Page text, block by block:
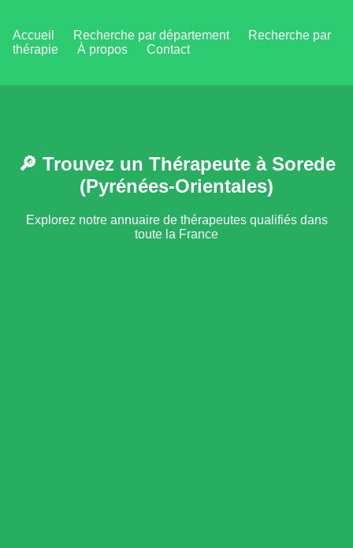
Accueil Recherche par département
Recherche par
thérapie
À propos Contact
🔎 Trouvez un Thérapeute à Sorede
(Pyrénées-Orientales)
Explorez notre annuaire de thérapeutes qualifiés dans
toute la France